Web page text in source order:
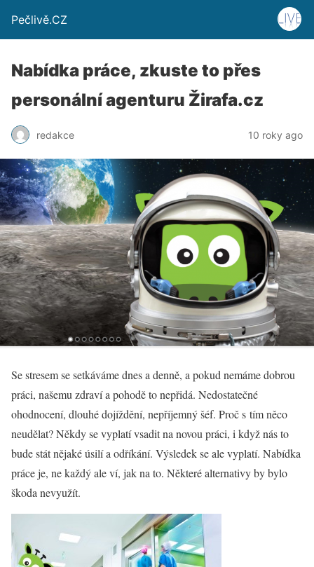
Pečlivě.CZ
Nabídka práce, zkuste to přes
personální agenturu Žirafa.cz
redakce 10 roky ago
Se stresem se setkáváme dnes a denně, a pokud nemáme dobrou
práci, našemu zdraví a pohodě to nepřidá. Nedostatečné
ohodnocení, dlouhé dojíždění, nepříjemný šéf. Proč s tím něco
neudělat? Někdy se vyplatí vsadit na novou práci, i když nás to
bude stát nějaké úsilí a odříkání. Výsledek se ale vyplatí. Nabídka
práce je, ne každý ale ví, jak na to. Některé alternativy by bylo
škoda nevyužít.